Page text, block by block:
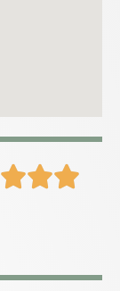
